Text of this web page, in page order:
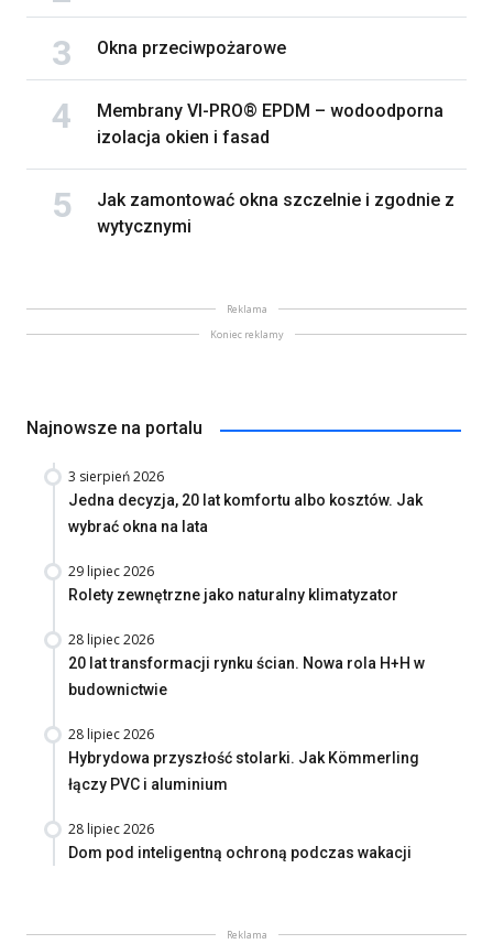
Okna przeciwpożarowe
Membrany VI-PRO® EPDM – wodoodporna
izolacja okien i fasad
Jak zamontować okna szczelnie i zgodnie z
wytycznymi
Reklama
Koniec reklamy
Najnowsze na portalu
3 sierpień 2026
Jedna decyzja, 20 lat komfortu albo kosztów. Jak
wybrać okna na lata
29 lipiec 2026
Rolety zewnętrzne jako naturalny klimatyzator
28 lipiec 2026
20 lat transformacji rynku ścian. Nowa rola H+H w
budownictwie
28 lipiec 2026
Hybrydowa przyszłość stolarki. Jak Kömmerling
łączy PVC i aluminium
28 lipiec 2026
Dom pod inteligentną ochroną podczas wakacji
Reklama